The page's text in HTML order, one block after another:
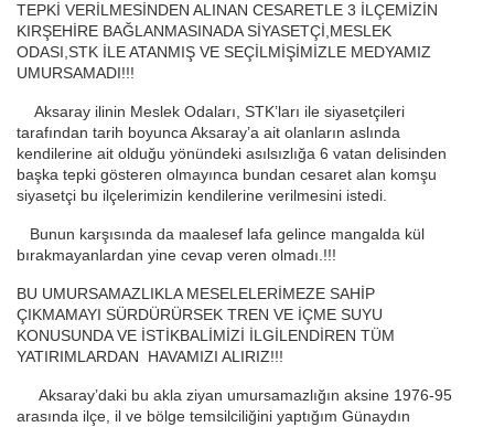
TEPKİ VERİLMESİNDEN ALINAN CESARETLE 3 İLÇEMİZİN
KIRŞEHİRE BAĞLANMASINADA SİYASETÇİ,MESLEK
ODASI,STK İLE ATANMIŞ VE SEÇİLMİŞİMİZLE MEDYAMIZ
UMURSAMADI!!!
Aksaray ilinin Meslek Odaları, STK’ları ile siyasetçileri
tarafından tarih boyunca Aksaray’a ait olanların aslında
kendilerine ait olduğu yönündeki asılsızlığa 6 vatan delisinden
başka tepki gösteren olmayınca bundan cesaret alan komşu
siyasetçi bu ilçelerimizin kendilerine verilmesini istedi.
Bunun karşısında da maalesef lafa gelince mangalda kül
bırakmayanlardan yine cevap veren olmadı.!!!
BU UMURSAMAZLIKLA MESELELERİMEZE SAHİP
ÇIKMAMAYI SÜRDÜRÜRSEK TREN VE İÇME SUYU
KONUSUNDA VE İSTİKBALİMİZİ İLGİLENDİREN TÜM
YATIRIMLARDAN HAVAMIZI ALIRIZ!!!
Aksaray’daki bu akla ziyan umursamazlığın aksine 1976-95
arasında ilçe, il ve bölge temsilciliğini yaptığım Günaydın